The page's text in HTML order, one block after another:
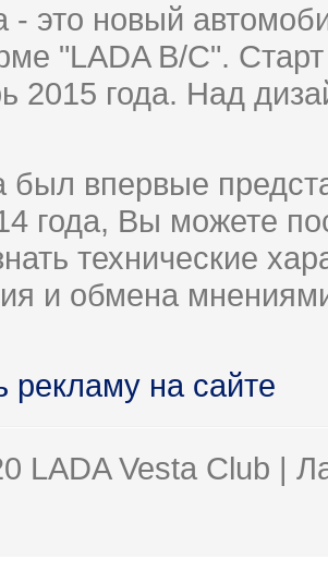
- это новый
"LADA B/C".
2015 года. Над
был впервые
года, Вы можете
технические
и обмена
рекламу на сайте
LADA Vesta Club |